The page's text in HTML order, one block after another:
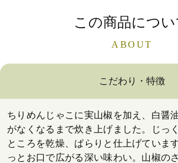
この商品につい
ABOUT
こだわり・特徴
ちりめんじゃこに実山椒を加え、白醤
がなくなるまで炊き上げました。じっ
ところを乾燥、ぱらりと仕上げていま
っとお口で広がる深い味わい。山椒の